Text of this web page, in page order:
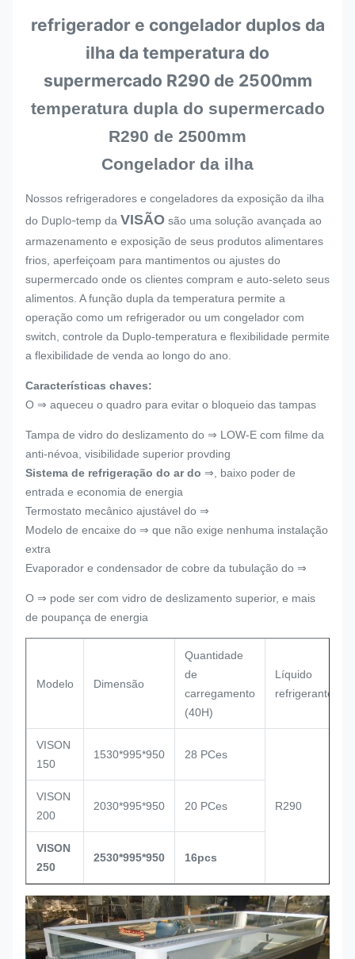
refrigerador e congelador duplos da
ilha da temperatura do
supermercado R290 de 2500mm
temperatura dupla do supermercado
R290 de 2500mm
Congelador da ilha
Nossos refrigeradores e congeladores da exposição da ilha
do Duplo-temp da VISÃO são uma solução avançada ao
armazenamento e exposição de seus produtos alimentares
frios, aperfeiçoam para mantimentos ou ajustes do
supermercado onde os clientes compram e auto-seleto seus
alimentos. A função dupla da temperatura permite a
operação como um refrigerador ou um congelador com
switch, controle da Duplo-temperatura e flexibilidade permite
a flexibilidade de venda ao longo do ano.
Características chaves:
O ⇒ aqueceu o quadro para evitar o bloqueio das tampas
Tampa de vidro do deslizamento do ⇒ LOW-E com filme da
anti-névoa, visibilidade superior provding
Sistema de refrigeração do ar do ⇒, baixo poder de
entrada e economia de energia
Termostato mecânico ajustável do ⇒
Modelo de encaixe do ⇒ que não exige nenhuma instalação
extra
Evaporador e condensador de cobre da tubulação do ⇒
O ⇒ pode ser com vidro de deslizamento superior, e mais
de poupança de energia
Modelo Dimensão
Quantidade
de
carregamento
(40H)
Líquido
refrigerante
VISON
150
1530*995*950 28 PCes
R290
VISON
200
2030*995*950 20 PCes
VISON
250
2530*995*950 16pcs